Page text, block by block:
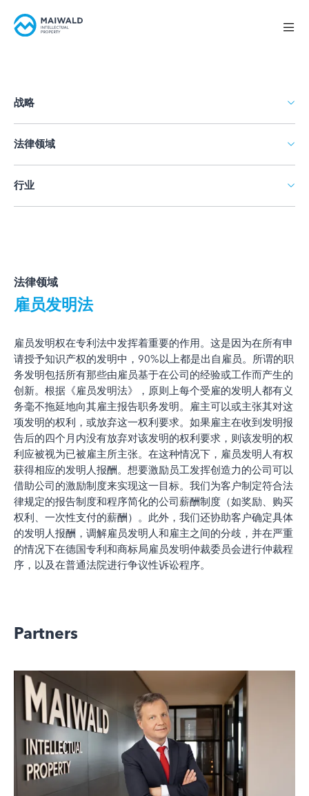
战略
法律领域
行业
法律领域
雇员发明法
雇员发明权在专利法中发挥着重要的作用。这是因为在所有申
请授予知识产权的发明中，90%以上都是出自雇员。所谓的职
务发明包括所有那些由雇员基于在公司的经验或工作而产生的
创新。根据《雇员发明法》，原则上每个受雇的发明人都有义
务毫不拖延地向其雇主报告职务发明。雇主可以或主张其对这
项发明的权利，或放弃这一权利要求。如果雇主在收到发明报
告后的四个月内没有放弃对该发明的权利要求，则该发明的权
利应被视为已被雇主所主张。在这种情况下，雇员发明人有权
获得相应的发明人报酬。想要激励员工发挥创造力的公司可以
借助公司的激励制度来实现这一目标。我们为客户制定符合法
律规定的报告制度和程序简化的公司薪酬制度（如奖励、购买
权利、一次性支付的薪酬）。此外，我们还协助客户确定具体
的发明人报酬，调解雇员发明人和雇主之间的分歧，并在严重
的情况下在德国专利和商标局雇员发明仲裁委员会进行仲裁程
序，以及在普通法院进行争议性诉讼程序。
Partners